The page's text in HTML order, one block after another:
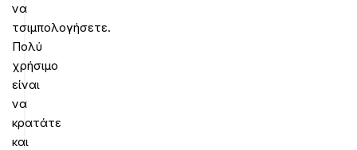
να
τσιμπολογήσετε.
Πολύ
χρήσιμο
είναι
να
κρατάτε
και